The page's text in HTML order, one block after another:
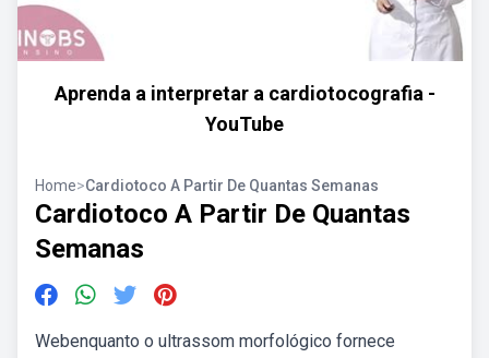
Aprenda a interpretar a cardiotocografia -
YouTube
Home>Cardiotoco A Partir De Quantas Semanas
Cardiotoco A Partir De Quantas
Semanas
Webenquanto o ultrassom morfológico fornece